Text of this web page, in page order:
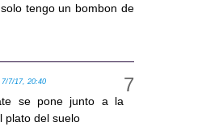
tengo un bombon de
7/7/17, 20:40
se pone junto a la
plato del suelo